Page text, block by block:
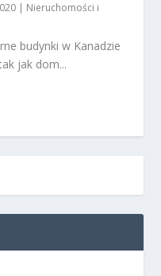
| Nieruchomości i
budynki w Kanadzie
jak dom...